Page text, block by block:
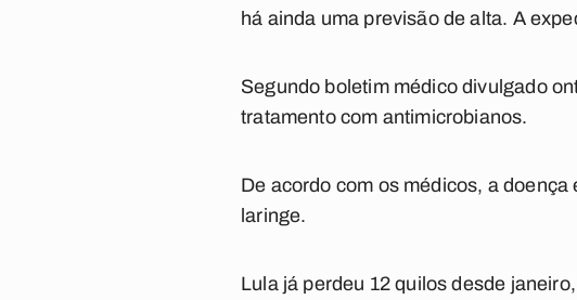
há ainda uma previsão de alta. A
Segundo boletim médico divulgado
tratamento com antimicrobianos.
De acordo com os médicos, a
laringe.
Lula já perdeu 12 quilos desde